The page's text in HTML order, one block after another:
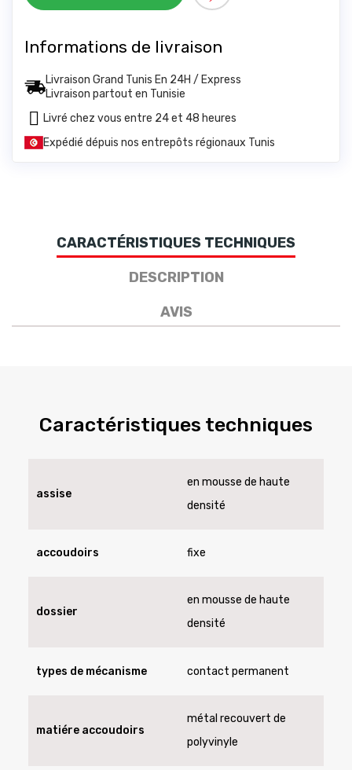
Informations de livraison
Livraison Grand Tunis En 24H / Express
Livraison partout en Tunisie
Expédié dépuis nos entrepôts régionaux Tunis
Livré chez vous entre 24 et 48 heures
CARACTÉRISTIQUES TECHNIQUES
DESCRIPTION
AVIS
Caractéristiques techniques
assise
en mousse de haute
densité
accoudoirs fixe
dossier
en mousse de haute
densité
types de mécanisme contact permanent
matiére accoudoirs
métal recouvert de
polyvinyle